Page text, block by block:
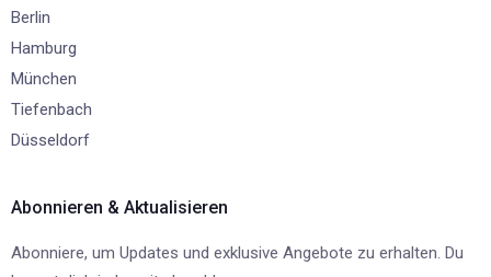
Berlin
Hamburg
München
Tiefenbach
Düsseldorf
Abonnieren & Aktualisieren
Abonniere, um Updates und exklusive Angebote zu erhalten. Du